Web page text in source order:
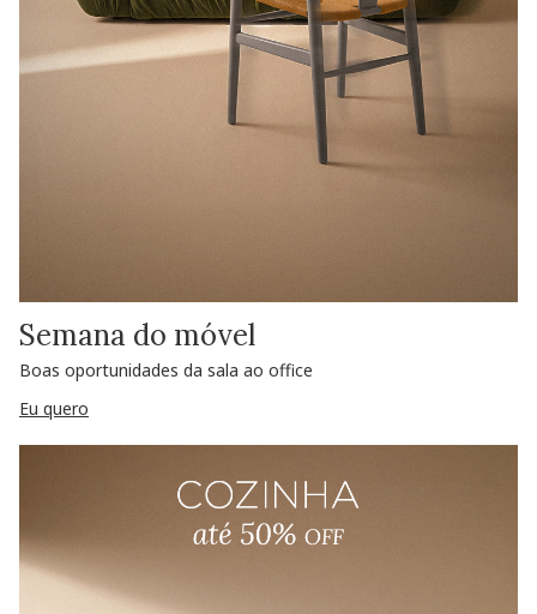
Semana do móvel
Boas oportunidades da sala ao office
Eu quero